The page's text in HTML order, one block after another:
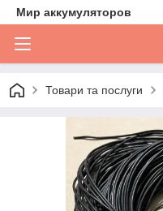
Мир аккумуляторов
Товари та послуги